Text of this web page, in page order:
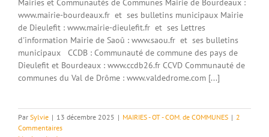
Mairies et Communautés de Communes Mairie de Bourdeaux :
www.mairie-bourdeaux.fr et ses bulletins municipaux Mairie
de Dieulefit : www.mairie-dieulefit.fr et ses Lettres
d'information Mairie de Saoû : www.saou.fr et ses bulletins
municipaux CCDB : Communauté de commune des pays de
Dieulefit et Bourdeaux : www.ccdb26.fr CCVD Communauté de
communes du Val de Drôme : www.valdedrome.com [...]
Par Sylvie | 13 décembre 2025 | MAIRIES - OT - COM. de COMMUNES | 2
Commentaires